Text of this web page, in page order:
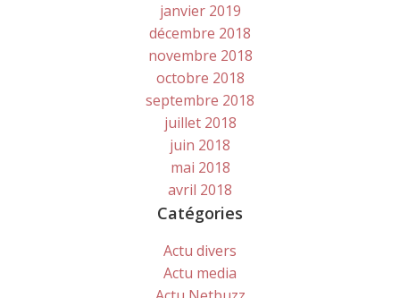
janvier 2019
décembre 2018
novembre 2018
octobre 2018
septembre 2018
juillet 2018
juin 2018
mai 2018
avril 2018
Catégories
Actu divers
Actu media